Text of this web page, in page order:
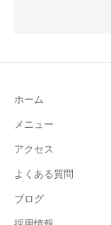
ホーム
メニュー
アクセス
よくある質問
ブログ